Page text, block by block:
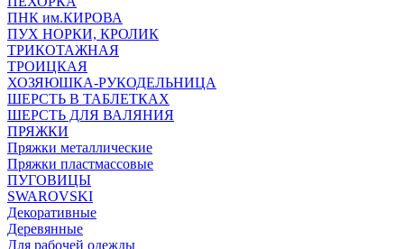
ПНК им.КИРОВА
ПУХ НОРКИ, КРОЛИК
ТРИКОТАЖНАЯ
ТРОИЦКАЯ
ХОЗЯЮШКА-РУКОДЕЛЬНИЦА
ШЕРСТЬ В ТАБЛЕТКАХ
ШЕРСТЬ ДЛЯ ВАЛЯНИЯ
ПРЯЖКИ
Пряжки металлические
Пряжки пластмассовые
ПУГОВИЦЫ
SWAROVSKI
Декоративные
Деревянные
Для рабочей одежды